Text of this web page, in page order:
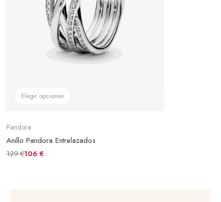
Elegir opciones
Pandora
Anillo Pandora Entrelazados
129 €106 €